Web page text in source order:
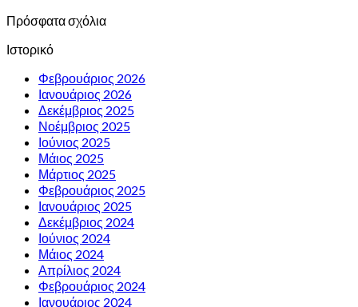
Πρόσφατα σχόλια
Ιστορικό
Φεβρουάριος 2026
Ιανουάριος 2026
Δεκέμβριος 2025
Νοέμβριος 2025
Ιούνιος 2025
Μάιος 2025
Μάρτιος 2025
Φεβρουάριος 2025
Ιανουάριος 2025
Δεκέμβριος 2024
Ιούνιος 2024
Μάιος 2024
Απρίλιος 2024
Φεβρουάριος 2024
Ιανουάριος 2024